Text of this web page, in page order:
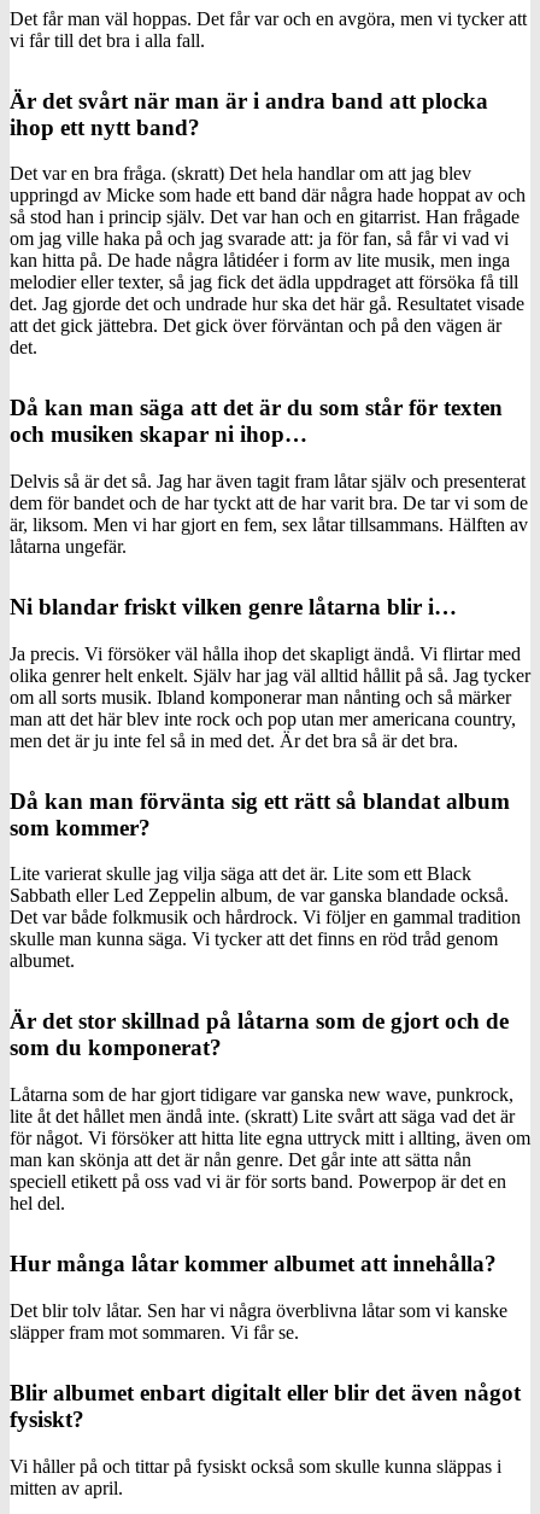
Det får man väl hoppas. Det får var och en avgöra, men vi tycker att
vi får till det bra i alla fall.
Är det svårt när man är i andra band att plocka
ihop ett nytt band?
Det var en bra fråga. (skratt) Det hela handlar om att jag blev
uppringd av Micke som hade ett band där några hade hoppat av och
så stod han i princip själv. Det var han och en gitarrist. Han frågade
om jag ville haka på och jag svarade att: ja för fan, så får vi vad vi
kan hitta på. De hade några låtidéer i form av lite musik, men inga
melodier eller texter, så jag fick det ädla uppdraget att försöka få till
det. Jag gjorde det och undrade hur ska det här gå. Resultatet visade
att det gick jättebra. Det gick över förväntan och på den vägen är
det.
Då kan man säga att det är du som står för texten
och musiken skapar ni ihop…
Delvis så är det så. Jag har även tagit fram låtar själv och presenterat
dem för bandet och de har tyckt att de har varit bra. De tar vi som de
är, liksom. Men vi har gjort en fem, sex låtar tillsammans. Hälften av
låtarna ungefär.
Ni blandar friskt vilken genre låtarna blir i…
Ja precis. Vi försöker väl hålla ihop det skapligt ändå. Vi flirtar med
olika genrer helt enkelt. Själv har jag väl alltid hållit på så. Jag tycker
om all sorts musik. Ibland komponerar man nånting och så märker
man att det här blev inte rock och pop utan mer americana country,
men det är ju inte fel så in med det. Är det bra så är det bra.
Då kan man förvänta sig ett rätt så blandat album
som kommer?
Lite varierat skulle jag vilja säga att det är. Lite som ett Black
Sabbath eller Led Zeppelin album, de var ganska blandade också.
Det var både folkmusik och hårdrock. Vi följer en gammal tradition
skulle man kunna säga. Vi tycker att det finns en röd tråd genom
albumet.
Är det stor skillnad på låtarna som de gjort och de
som du komponerat?
Låtarna som de har gjort tidigare var ganska new wave, punkrock,
lite åt det hållet men ändå inte. (skratt) Lite svårt att säga vad det är
för något. Vi försöker att hitta lite egna uttryck mitt i allting, även om
man kan skönja att det är nån genre. Det går inte att sätta nån
speciell etikett på oss vad vi är för sorts band. Powerpop är det en
hel del.
Hur många låtar kommer albumet att innehålla?
Det blir tolv låtar. Sen har vi några överblivna låtar som vi kanske
släpper fram mot sommaren. Vi får se.
Blir albumet enbart digitalt eller blir det även något
fysiskt?
Vi håller på och tittar på fysiskt också som skulle kunna släppas i
mitten av april.